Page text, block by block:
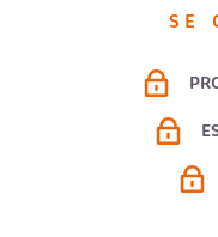
SE